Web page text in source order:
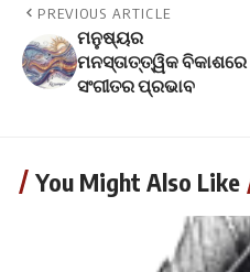
PREVIOUS ARTICLE
ମନୁଷ୍ୟର
ମନସ୍ତାତ୍ତ୍ୱିକ ବିକାଶରେ
ସଂଗୀତର ପ୍ରଭାବ
You Might Also Like